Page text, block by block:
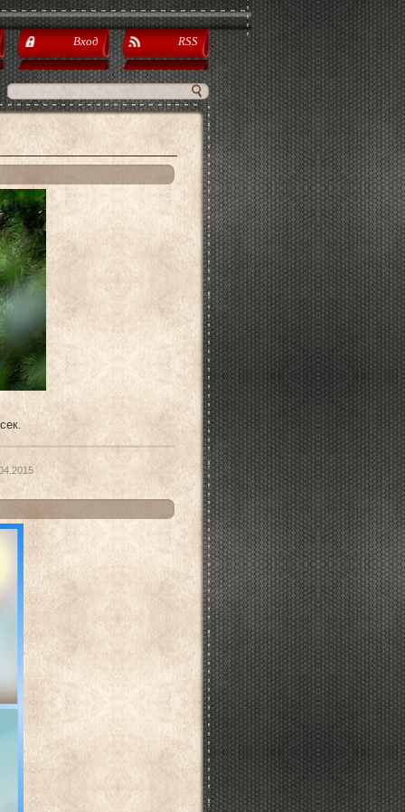
Вход RSS